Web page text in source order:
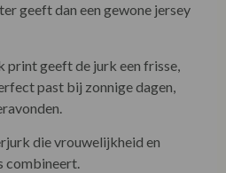
geeft dan een gewone jersey
print geeft de jurk een frisse,
past bij zonnige dagen,
die vrouwelijkheid en
combineert.